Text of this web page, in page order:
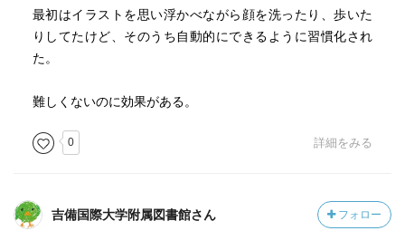
最初はイラストを思い浮かべながら顔を洗ったり、歩いた
りしてたけど、そのうち自動的にできるように習慣化され
た。
難しくないのに効果がある。
0 詳細をみる
吉備国際大学附属図書館さん フォロー